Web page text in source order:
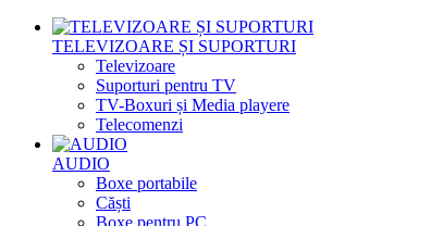
TELEVIZOARE ȘI SUPORTURI
Televizoare
Suporturi pentru TV
TV-Boxuri și Media playere
Telecomenzi
AUDIO
Boxe portabile
Căști
Boxe pentru PC